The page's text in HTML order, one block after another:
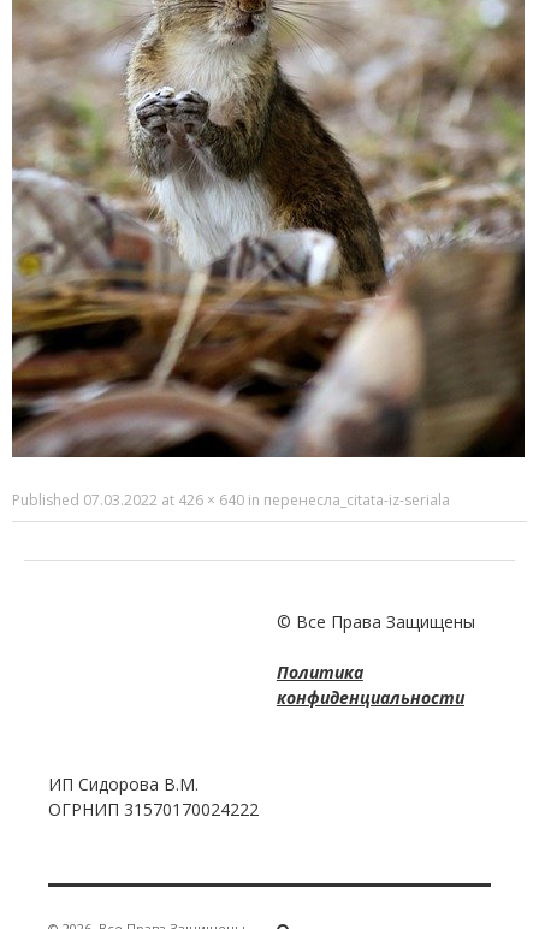
Published 07.03.2022 at 426 × 640 in перенесла_citata-iz-seriala
© Все Права Защищены
Политика
конфиденциальности
ИП Сидорова В.М.
ОГРНИП 31570170024222